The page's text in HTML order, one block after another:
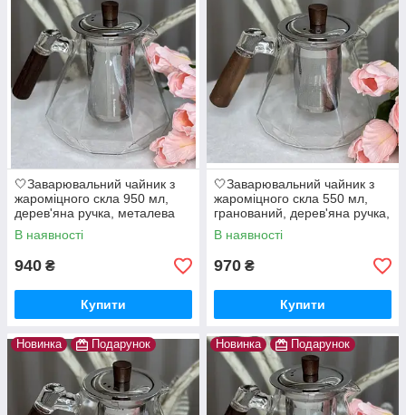
🤍Заварювальний чайник з
жароміцного скла 950 мл,
дерев'яна ручка, металева
кришка та ситечко, Прозорий
В наявності
940 ₴
Купити
🤍Заварювальний чайник з
жароміцного скла 550 мл,
гранований, дерев'яна ручка,
металева кришка та ситечко,
Прозорий
В наявності
970 ₴
Купити
Новинка Подарунок Новинка Подарунок